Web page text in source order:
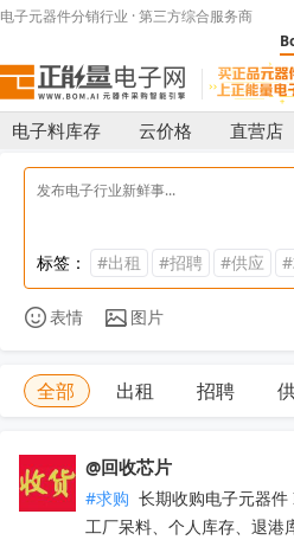
电子元器件分销行业 · 第三方综合服务商
电子料库存 云价格 直营店
标签： #出租 #招聘 #供应
表情 图片
全部 出租 招聘
@回收芯片
#求购 长期收购电子元器件
工厂呆料、个人库存、退港